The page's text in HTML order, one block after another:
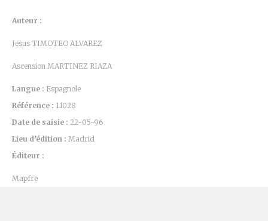
Auteur :
Jesus TIMOTEO ALVAREZ
Ascension MARTINEZ RIAZA
Langue : Espagnole
Référence : 11028
Date de saisie : 22-05-96
Lieu d’édition : Madrid
Éditeur :
Mapfre